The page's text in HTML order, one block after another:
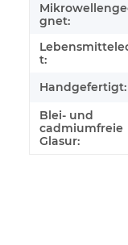
gnet:
t:
Handgefertigt:
Blei- und
cadmiumfreie
Glasur: